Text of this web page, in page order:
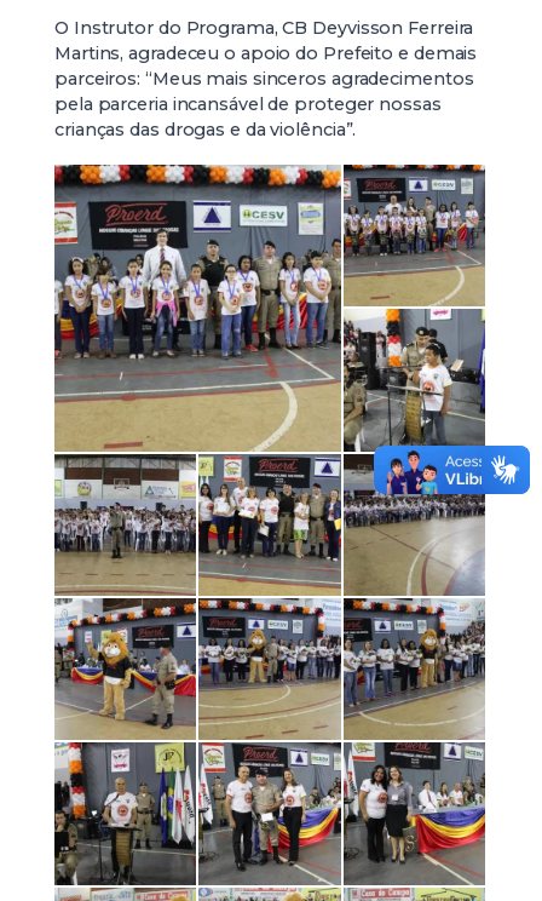
O Instrutor do Programa, CB Deyvisson Ferreira
Martins, agradeceu o apoio do Prefeito e demais
parceiros: “Meus mais sinceros agradecimentos
pela parceria incansável de proteger nossas
crianças das drogas e da violência”.